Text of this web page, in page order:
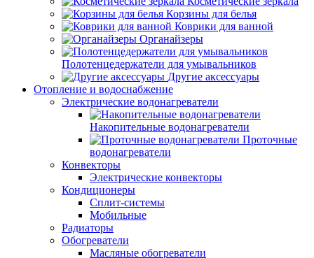
Корзины для белья
Коврики для ванной
Органайзеры
Полотенцедержатели для умывальников
Другие аксессуары
Отопление и водоснабжение
Электрические водонагреватели
Накопительные водонагреватели
Проточные
водонагреватели
Конвекторы
Электрические конвекторы
Кондиционеры
Сплит-системы
Мобильные
Радиаторы
Обогреватели
Масляные обогреватели